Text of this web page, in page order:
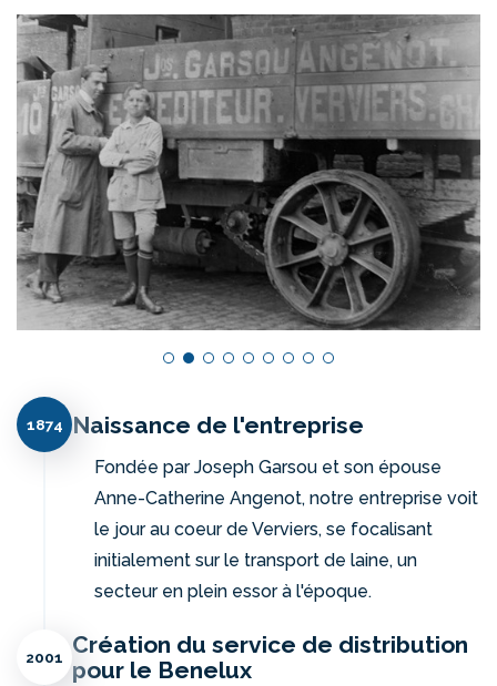
1874 Naissance de l'entreprise
Fondée par Joseph Garsou et son épouse
Anne-Catherine Angenot, notre entreprise voit
le jour au coeur de Verviers, se focalisant
initialement sur le transport de laine, un
secteur en plein essor à l'époque.
2001
Création du service de distribution
pour le Benelux